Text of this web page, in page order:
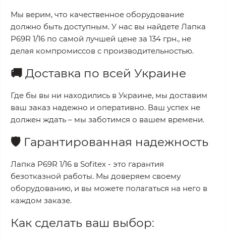
Мы верим, что качественное оборудование
должно быть доступным. У нас вы найдете Лапка
P69R 1/16 по самой лучшей цене за 134 грн., не
делая компромиссов с производительностью.
🚚 Доставка по всей Украине
Где бы вы ни находились в Украине, мы доставим
ваш заказ надежно и оперативно. Ваш успех не
должен ждать – мы заботимся о вашем времени.
🛡️ Гарантированная надежность
Лапка P69R 1/16 в Sofitex - это гарантия
безотказной работы. Мы доверяем своему
оборудованию, и вы можете полагаться на него в
каждом заказе.
Как сделать ваш выбор: